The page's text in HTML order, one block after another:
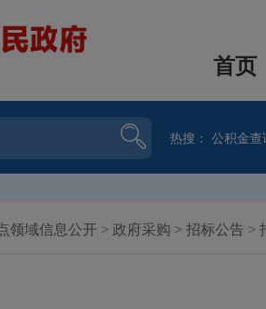
首页
热搜：公积金查
领域信息公开 > 政府采购 > 招标公告 >